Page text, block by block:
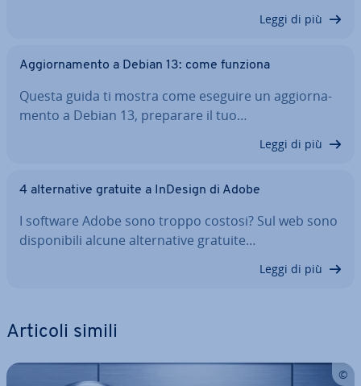
Leggi di più
Ag­gior­na­men­to a Debian 13: come funziona
Questa guida ti mostra come eseguire un ag­gior­na­
men­to a Debian 13, preparare il tuo…
Leggi di più
4 al­ter­na­ti­ve gratuite a InDesign di Adobe
I software Adobe sono troppo costosi? Sul web sono
di­spo­ni­bi­li alcune al­ter­na­ti­ve gratuite…
Leggi di più
Articoli simili